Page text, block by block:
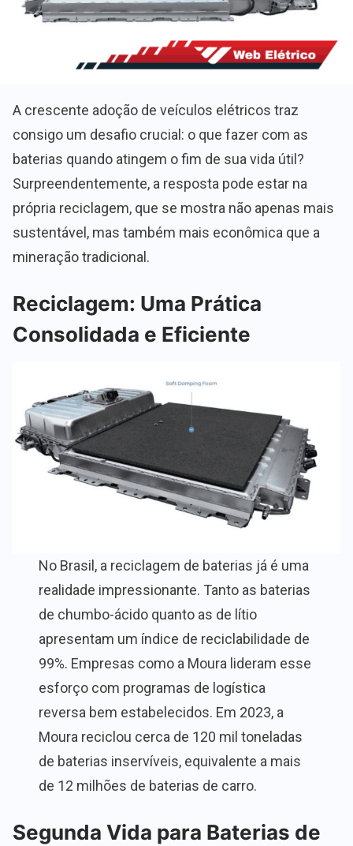
A crescente adoção de veículos elétricos traz
consigo um desafio crucial: o que fazer com as
baterias quando atingem o fim de sua vida útil?
Surpreendentemente, a resposta pode estar na
própria reciclagem, que se mostra não apenas mais
sustentável, mas também mais econômica que a
mineração tradicional.
Reciclagem: Uma Prática
Consolidada e Eficiente
No Brasil, a reciclagem de baterias já é uma
realidade impressionante. Tanto as baterias
de chumbo-ácido quanto as de lítio
apresentam um índice de reciclabilidade de
99%. Empresas como a Moura lideram esse
esforço com programas de logística
reversa bem estabelecidos. Em 2023, a
Moura reciclou cerca de 120 mil toneladas
de baterias inservíveis, equivalente a mais
de 12 milhões de baterias de carro.
Segunda Vida para Baterias de